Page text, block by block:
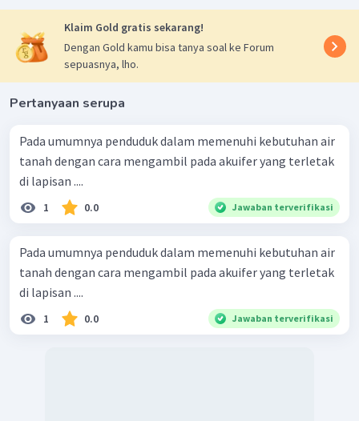
Klaim Gold gratis sekarang!
Dengan Gold kamu bisa tanya soal ke Forum
sepuasnya, lho.
Pertanyaan serupa
Pada umumnya penduduk dalam memenuhi kebutuhan air
tanah dengan cara mengambil pada akuifer yang terletak
di lapisan ....
1 0.0 Jawaban terverifikasi
Pada umumnya penduduk dalam memenuhi kebutuhan air
tanah dengan cara mengambil pada akuifer yang terletak
di lapisan ....
1 0.0 Jawaban terverifikasi